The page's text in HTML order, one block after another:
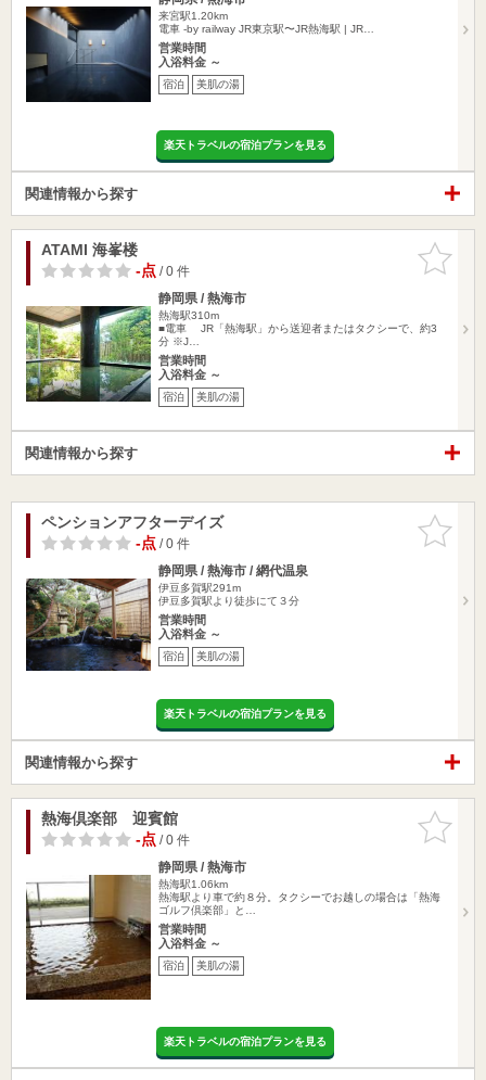
来宮駅1.20km
電車 -by railway JR東京駅〜JR熱海駅 | JR…
営業時間
入浴料金 ～
宿泊 美肌の湯
楽天トラベルの宿泊プランを見る
関連情報から探す
お気に入
りに追加
ATAMI 海峯楼
-点/ 0 件
静岡県 / 熱海市
熱海駅310m
■電車 JR「熱海駅」から送迎者またはタクシーで、約3
分 ※J…
営業時間
入浴料金 ～
宿泊 美肌の湯
関連情報から探す
お気に入
りに追加
ペンションアフターデイズ
-点/ 0 件
静岡県 / 熱海市 / 網代温泉
伊豆多賀駅291m
伊豆多賀駅より徒歩にて３分
営業時間
入浴料金 ～
宿泊 美肌の湯
楽天トラベルの宿泊プランを見る
関連情報から探す
お気に入
りに追加
熱海倶楽部 迎賓館
-点/ 0 件
静岡県 / 熱海市
熱海駅1.06km
熱海駅より車で約８分。タクシーでお越しの場合は「熱海
ゴルフ倶楽部」と…
営業時間
入浴料金 ～
宿泊 美肌の湯
楽天トラベルの宿泊プランを見る